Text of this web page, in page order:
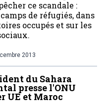
ce scandale :
de réfugiés, dans
occupés et sur les
2013
du Sahara
presse l'ONU
UE et Maroc